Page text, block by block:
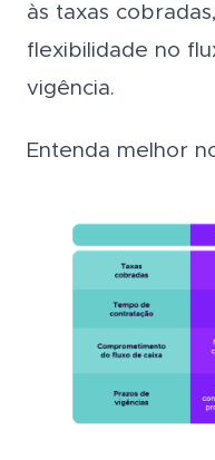
às taxas
flexibilidade no
vigência.
Entenda melhor